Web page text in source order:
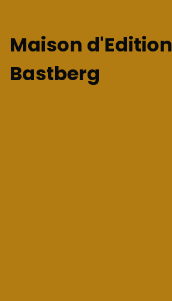
Maison d'Edition
Bastberg